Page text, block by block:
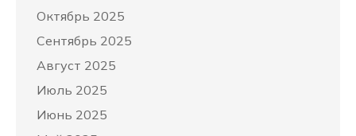
Октябрь 2025
Сентябрь 2025
Август 2025
Июль 2025
Июнь 2025